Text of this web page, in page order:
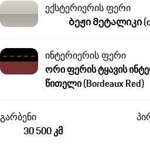
ექსტერიერის ფერი
Ბეჟი Მეტალიკი
ინტერიერის ფერი
ორი ფერის ტყავის
წითელი (Bordeaux Red)
გარბენი
30 500 კმ